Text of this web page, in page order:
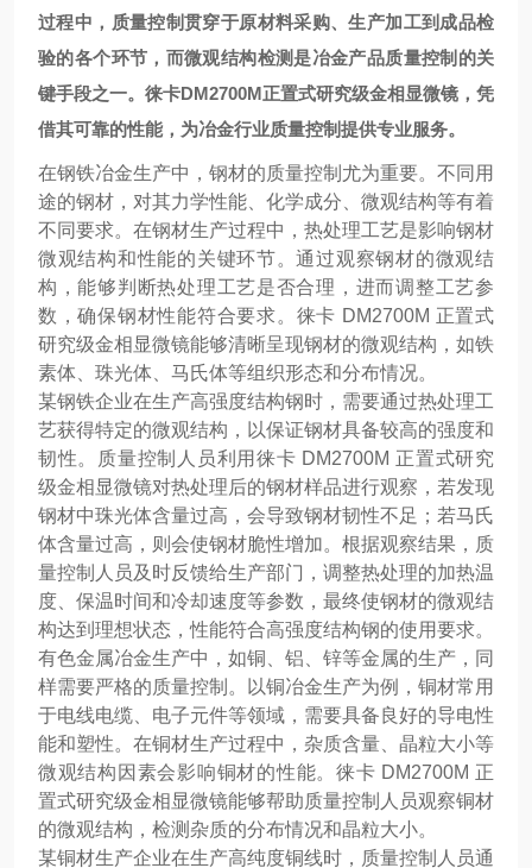
过程中，质量控制贯穿于原材料采购、生产加工到成品检
验的各个环节，而微观结构检测是冶金产品质量控制的关
键手段之一。徕卡DM2700M正置式研究级金相显微镜，凭
借其可靠的性能，为冶金行业质量控制提供专业服务。
在钢铁冶金生产中，钢材的质量控制尤为重要。不同用
途的钢材，对其力学性能、化学成分、微观结构等有着
不同要求。在钢材生产过程中，热处理工艺是影响钢材
微观结构和性能的关键环节。通过观察钢材的微观结
构，能够判断热处理工艺是否合理，进而调整工艺参
数，确保钢材性能符合要求。徕卡 DM2700M 正置式
研究级金相显微镜能够清晰呈现钢材的微观结构，如铁
素体、珠光体、马氏体等组织形态和分布情况。
某钢铁企业在生产高强度结构钢时，需要通过热处理工
艺获得特定的微观结构，以保证钢材具备较高的强度和
韧性。质量控制人员利用徕卡 DM2700M 正置式研究
级金相显微镜对热处理后的钢材样品进行观察，若发现
钢材中珠光体含量过高，会导致钢材韧性不足；若马氏
体含量过高，则会使钢材脆性增加。根据观察结果，质
量控制人员及时反馈给生产部门，调整热处理的加热温
度、保温时间和冷却速度等参数，最终使钢材的微观结
构达到理想状态，性能符合高强度结构钢的使用要求。
有色金属冶金生产中，如铜、铝、锌等金属的生产，同
样需要严格的质量控制。以铜冶金生产为例，铜材常用
于电线电缆、电子元件等领域，需要具备良好的导电性
能和塑性。在铜材生产过程中，杂质含量、晶粒大小等
微观结构因素会影响铜材的性能。徕卡 DM2700M 正
置式研究级金相显微镜能够帮助质量控制人员观察铜材
的微观结构，检测杂质的分布情况和晶粒大小。
某铜材生产企业在生产高纯度铜线时，质量控制人员通